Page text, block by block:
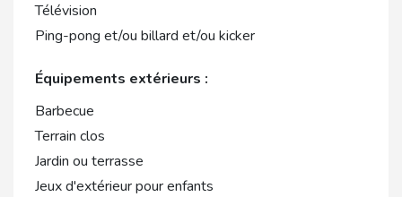
Télévision
Ping-pong et/ou billard et/ou kicker
Équipements extérieurs :
Barbecue
Terrain clos
Jardin ou terrasse
Jeux d'extérieur pour enfants